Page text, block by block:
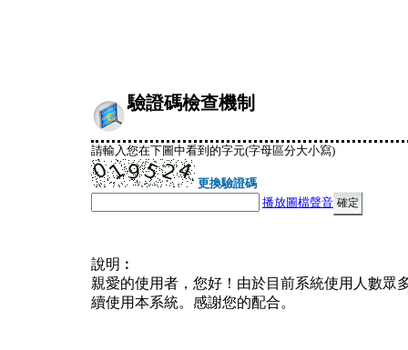
驗證碼檢查機制
請輸入您在下圖中看到的字元(字母區分大小寫)
更換驗證碼
播放圖檔聲音
說明︰
親愛的使用者，您好！由於目前系統使用人數眾
續使用本系統。感謝您的配合。